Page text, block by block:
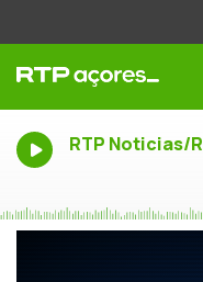
RTP Noticias/